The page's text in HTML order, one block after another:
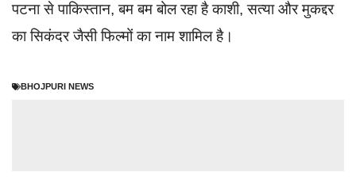
पटना से पाकिस्तान, बम बम बोल रहा है काशी, सत्या और मुकद्दर
का सिकंदर जैसी फिल्मों का नाम शामिल है।
BHOJPURI NEWS